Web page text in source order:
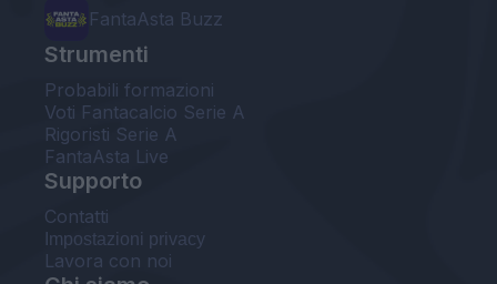
FantaAsta Buzz
Strumenti
Probabili formazioni
Voti Fantacalcio Serie A
Rigoristi Serie A
FantaAsta Live
Supporto
Contatti
Impostazioni privacy
Lavora con noi